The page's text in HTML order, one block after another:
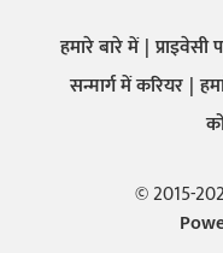
हमारे बारे में प्राइवेसी
सन्मार्ग में करियर
© 2015-